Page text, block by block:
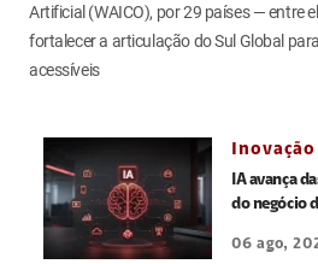
Artificial (WAICO), por 29 países — entre
fortalecer a articulação do Sul Global
acessíveis
Inovação
IA avança
do negócio
06 ago,